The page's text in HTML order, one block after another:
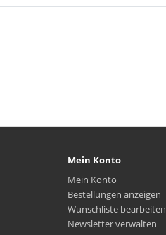
Mein Konto
Mein Konto
Bestellungen anzeigen
Wunschliste bearbeiten
Newsletter verwalten